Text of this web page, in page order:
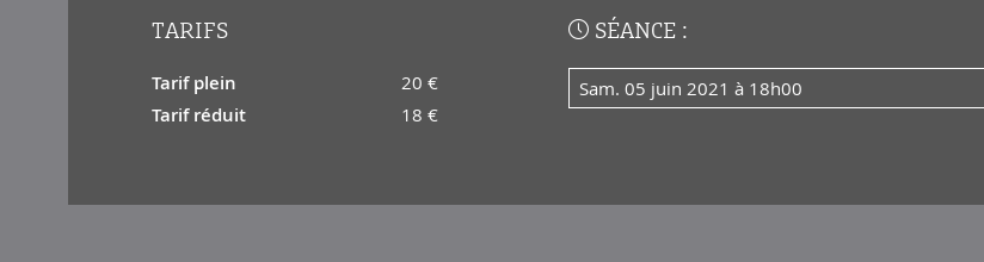
TARIFS
Tarif plein 20 €
Tarif réduit 18 €
SÉANCE :
sam. 05 juin 2021 à 18h00